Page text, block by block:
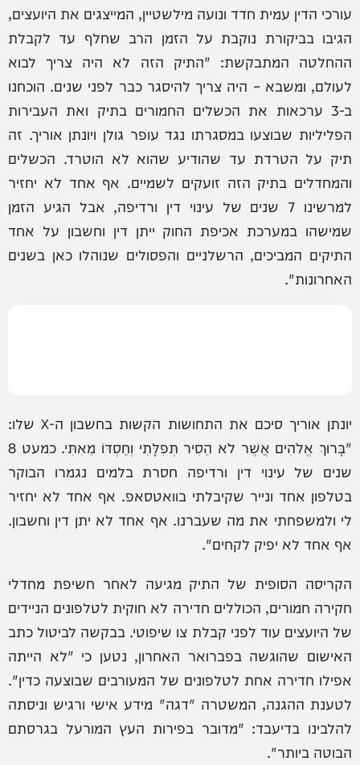
עורכי הדין עמית חדד ונועה מילשטיין, המייצגים את היועצים,
הגיבו בביקורת נוקבת על הזמן הרב שחלף עד לקבלת
ההחלטה המתבקשת: "התיק הזה לא היה צריך לבוא
לעולם, ומשבא – היה צריך להיסגר כבר לפני שנים. הוכחנו
ב-3 ערכאות את הכשלים החמורים בתיק ואת העבירות
הפליליות שבוצעו במסגרתו נגד עופר גולן ויונתן אוריך. זה
תיק על הטרדת עד שהודיע שהוא לא הוטרד. הכשלים
והמחדלים בתיק הזה זועקים לשמיים. אף אחד לא יחזיר
למרשינו 7 שנים של עינוי דין ורדיפה, אבל הגיע הזמן
שמישהו במערכת אכיפת החוק ייתן דין וחשבון על אחד
התיקים המביכים, הרשלניים והפסולים שנוהלו כאן בשנים
האחרונות".
יונתן אוריך סיכם את התחושות הקשות בחשבון ה-X שלו:
"בָּרוּךְ אֱלֹהִים אֲשֶׁר לֹא הֵסִיר תְּפִלָּתִי וְחַסְדּוֹ מֵאִתִּי. כמעט 8
שנים של עינוי דין ורדיפה חסרת בלמים נגמרו הבוקר
בטלפון אחד ונייר שקיבלתי בוואטסאפ. אף אחד לא יחזיר
לי ולמשפחתי את מה שעברנו. אף אחד לא יתן דין וחשבון.
אף אחד לא יפיק לקחים".
הקריסה הסופית של התיק מגיעה לאחר חשיפת מחדלי
חקירה חמורים, הכוללים חדירה לא חוקית לטלפונים הניידים
של היועצים עוד לפני קבלת צו שיפוטי. בבקשה לביטול כתב
האישום שהוגשה בפברואר האחרון, נטען כי "לא הייתה
אפילו חדירה אחת לטלפונים של המעורבים שבוצעה כדין".
לטענת ההגנה, המשטרה "דגה" מידע אישי ורגיש וניסתה
להלבינו בדיעבד: "מדובר בפירות העץ המורעל בגרסתם
הבוטה ביותר".